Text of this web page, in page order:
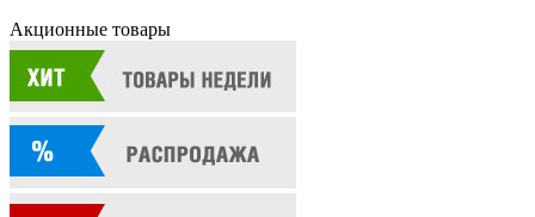
Акционные товары